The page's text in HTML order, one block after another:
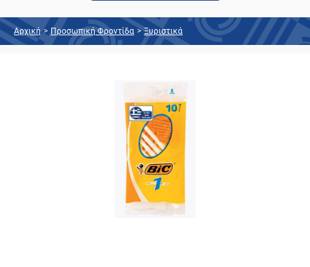
Αρχική > Προσωπική Φροντίδα > Ξυριστικά